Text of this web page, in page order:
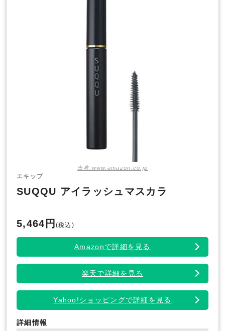
出典:www.amazon.co.jp
エキップ
SUQQU アイラッシュマスカラ
5,464円 (税込)
Amazonで詳細を見る
楽天で詳細を見る
Yahoo!ショッピングで詳細を見る
詳細情報